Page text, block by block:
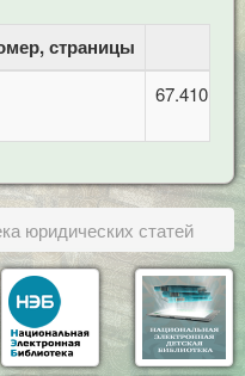
страницы
67.410
юридических статей